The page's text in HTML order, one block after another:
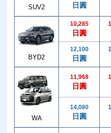
SUV2 日圓
BYD2
10,285
日圓
12,100
日圓
WA
11,968
日圓
14,080
日圓